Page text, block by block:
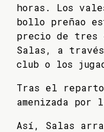
horas. Los
bollo preñao
precio de tres
Salas, a
club o los
Tras el
amenizada por
Así, Salas